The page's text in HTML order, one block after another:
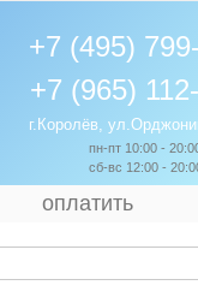
+7 (495)
+7 (965)
г.Королёв,
пн-пт 10:00 -
сб-вс 12:00 -
оплатить